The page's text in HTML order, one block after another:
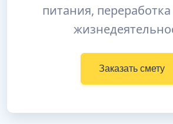
питания,
Заказать смету